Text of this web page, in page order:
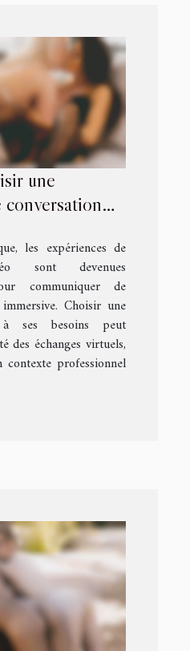
une
les expériences de
sont devenues
communiquer de
Choisir une
ses besoins peut
des échanges virtuels,
professionnel